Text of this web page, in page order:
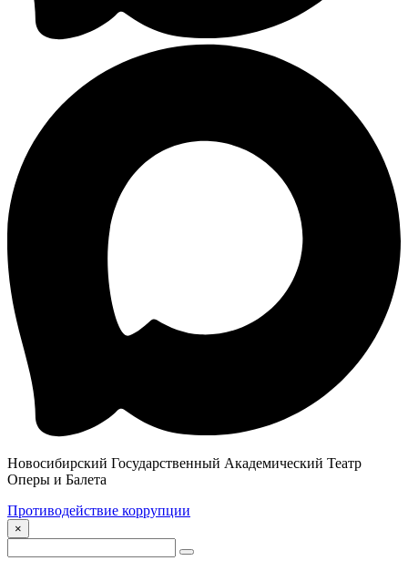
Новосибирский Государственный Академический Театр
Оперы и Балета
Противодействие коррупции
×